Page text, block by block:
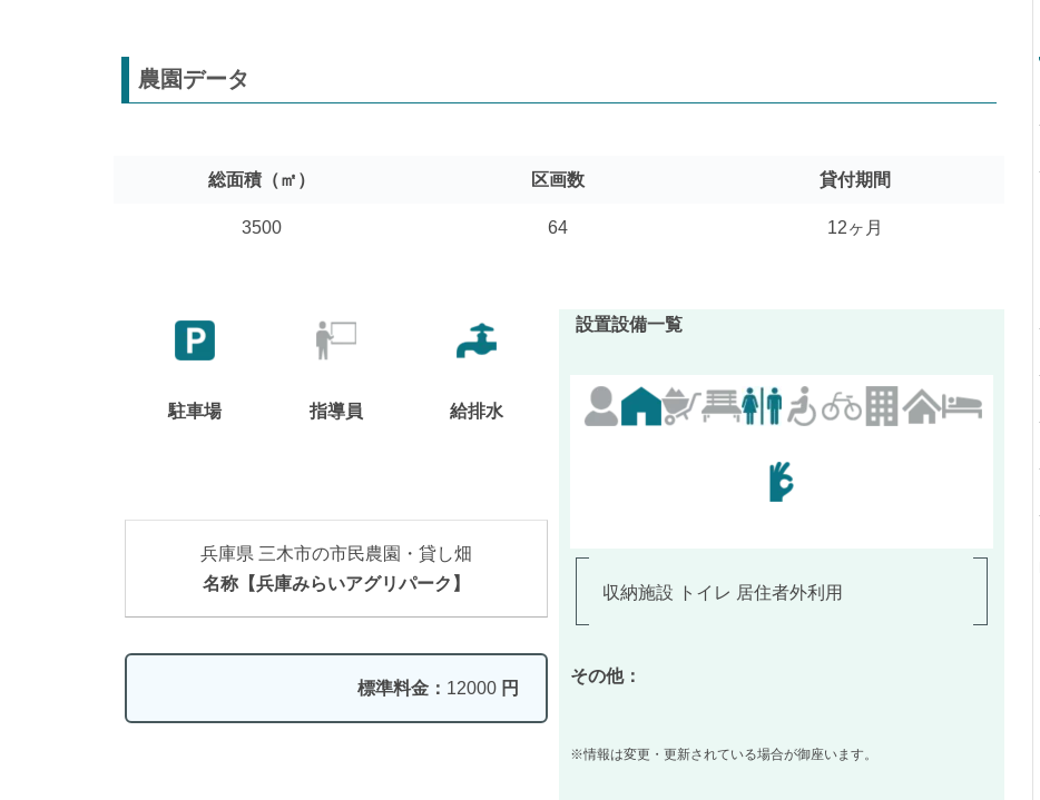
農園データ
総面積（㎡） 区画数 貸付期間
3500 64 12ヶ月
駐車場 指導員 給排水
兵庫県 三木市の市民農園・貸し畑
名称【兵庫みらいアグリパーク】
標準料金： 12000 円
設置設備一覧
収納施設 トイレ 居住者外利用
その他：
※情報は変更・更新されている場合が御座います。